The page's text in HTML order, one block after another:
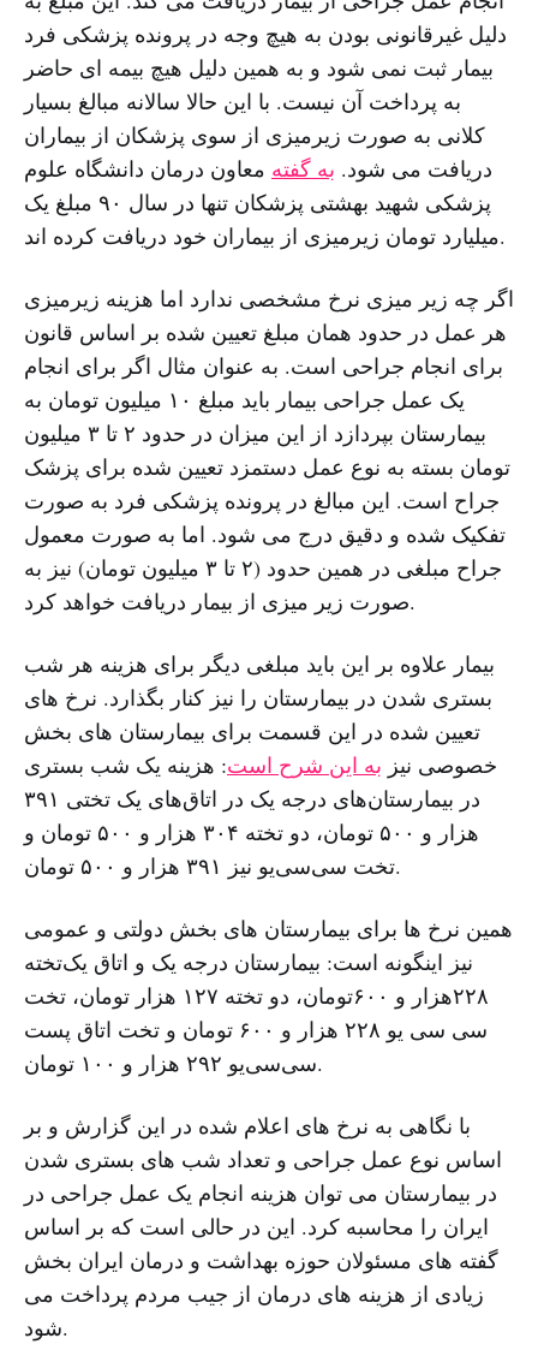
دلیل غیرقانونی بودن به هیچ وجه در پرونده پزشکی فرد
بیمار ثبت نمی شود و به همین دلیل هیچ بیمه ای حاضر
به پرداخت آن نیست. با این حالا سالانه مبالغ بسیار
کلانی به صورت زیرمیزی از سوی پزشکان از بیماران
دریافت می شود. به گفته معاون درمان دانشگاه علوم
پزشکی شهید بهشتی پزشکان تنها در سال ۹۰ مبلغ یک
میلیارد تومان زیرمیزی از بیماران خود دریافت کرده اند.
اگر چه زیر میزی نرخ مشخصی ندارد اما هزینه زیرمیزی
هر عمل در حدود همان مبلغ تعیین شده بر اساس قانون
برای انجام جراحی است. به عنوان مثال اگر برای انجام
یک عمل جراحی بیمار باید مبلغ ۱۰ میلیون تومان به
بیمارستان بپردازد از این میزان در حدود ۲ تا ۳ میلیون
تومان بسته به نوع عمل دستمزد تعیین شده برای پزشک
جراح است. این مبالغ در پرونده پزشکی فرد به صورت
تفکیک شده و دقیق درج می شود. اما به صورت معمول
جراح مبلغی در همین حدود (۲ تا ۳ میلیون تومان) نیز به
صورت زیر میزی از بیمار دریافت خواهد کرد.
بیمار علاوه بر این باید مبلغی دیگر برای هزینه هر شب
بستری شدن در بیمارستان را نیز کنار بگذارد. نرخ های
تعیین شده در این قسمت برای بیمارستان های بخش
خصوصی نیز به این شرح است: هزینه یک شب بستری
در بیمارستان‌های درجه یک در اتاق‌های یک تختی ۳۹۱
هزار و ۵۰۰ تومان، دو تخته ۳۰۴ هزار و ۵۰۰ تومان و
‌تخت سی‌سی‌یو نیز ۳۹۱ هزار و ۵۰۰ تومان.
همین نرخ ها برای بیمارستان های بخش دولتی و عمومی
نیز اینگونه است: بیمارستان درجه یک و اتاق یک‌تخته
۲۲۸هزار و ۶۰۰تومان، دو تخته ۱۲۷ هزار تومان، تخت
سی سی یو ۲۲۸ هزار و ۶۰۰ تومان و تخت اتاق پست
سی‌سی‌یو ۲۹۲ هزار و ۱۰۰ تومان.
با نگاهی به نرخ های اعلام شده در این گزارش و بر
اساس نوع عمل جراحی و تعداد شب های بستری شدن
در بیمارستان می توان هزینه انجام یک عمل جراحی در
ایران را محاسبه کرد. این در حالی است که بر اساس
گفته های مسئولان حوزه بهداشت و درمان ایران بخش
زیادی از هزینه های درمان از جیب مردم پرداخت می
شود.